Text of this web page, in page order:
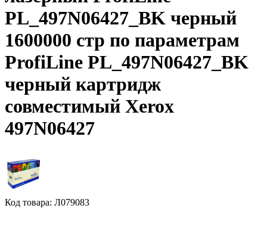
PL_497N06427_BK черный
1600000 стр по параметрам
ProfiLine PL_497N06427_BK
черный картридж
совместимый Xerox
497N06427
Код товара: Л079083